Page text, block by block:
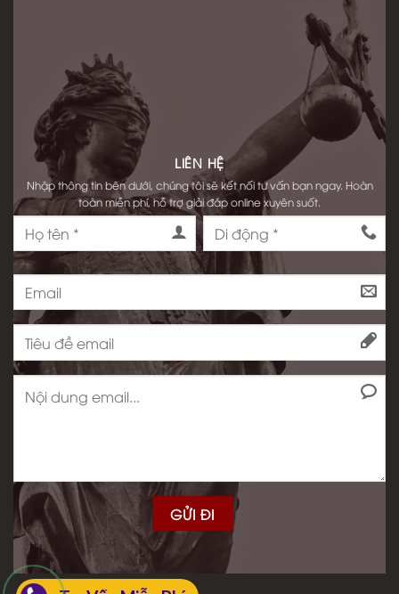
LIÊN HỆ
Nhập thông tin bên dưới, chúng tôi sẽ kết nối tư vấn bạn ngay. Hoàn
toàn miễn phí, hỗ trợ giải đáp online xuyên suốt.